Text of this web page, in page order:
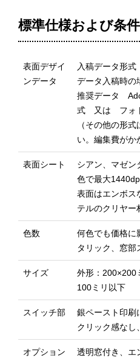
標準仕様および条件
表面デザイ
ンデータ
入稿データ形式
データ入稿時の
推奨データ
式 又は フォ
（その他の形
い。編集費がか
表面シート
シアン、マゼン
色で最大
表面はエンボス
テルのクリヤー
色数
何色でも価格に
タリック、窓部
サイズ
外形：200×200
100ミリ以下
スイッチ部
銀ペースト印刷
クリック感なし
オプション
透明窓付き、エ